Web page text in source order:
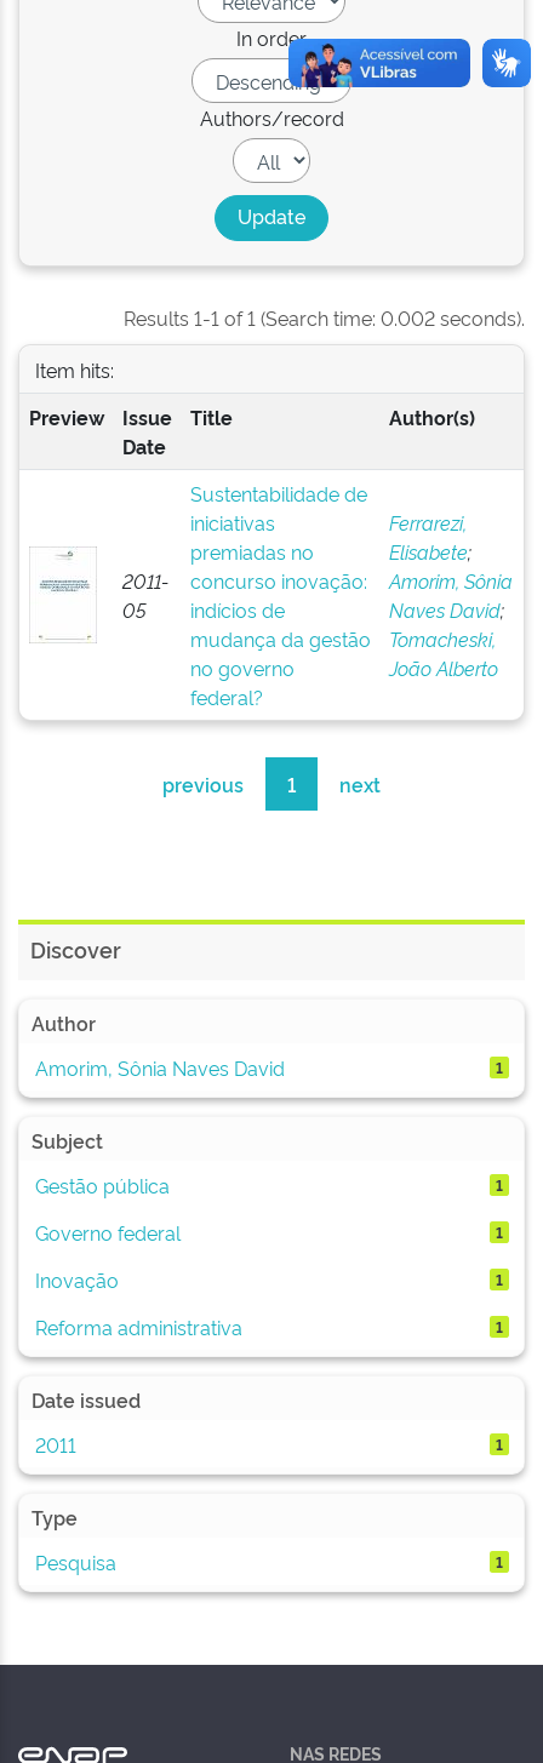
In order
Authors/record
Results 1-1 of 1 (Search time: 0.002 seconds).
Item hits:
Preview
Issue
Date
Title Author(s)
2011-
05
Sustentabilidade de
iniciativas
premiadas no
concurso inovação:
indícios de
mudança da gestão
no governo
federal?
Ferrarezi,
Elisabete;
Amorim, Sônia
Naves David;
Tomacheski,
João Alberto
previous 1 next
Discover
Author
Amorim, Sônia Naves David
1
Subject
Gestão pública
1
Governo federal 1
Inovação 1
Reforma administrativa 1
Date issued
2011
1
Type
Pesquisa
1
NAS REDES